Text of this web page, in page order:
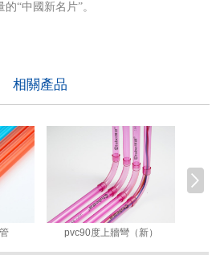
“中國新名片”。
相關產品
pvc90度上牆彎（新）